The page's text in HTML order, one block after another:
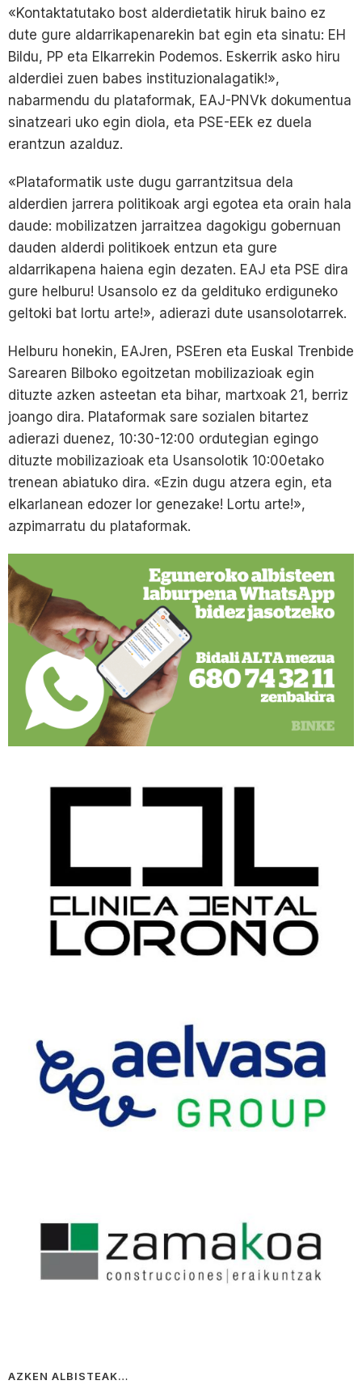
«Kontaktatutako bost alderdietatik hiruk baino ez
dute gure aldarrikapenarekin bat egin eta sinatu: EH
Bildu, PP eta Elkarrekin Podemos. Eskerrik asko hiru
alderdiei zuen babes instituzionalagatik!»,
nabarmendu du plataformak, EAJ-PNVk dokumentua
sinatzeari uko egin diola, eta PSE-EEk ez duela
erantzun azalduz.
«Plataformatik uste dugu garrantzitsua dela
alderdien jarrera politikoak argi egotea eta orain hala
daude: mobilizatzen jarraitzea dagokigu gobernuan
dauden alderdi politikoek entzun eta gure
aldarrikapena haiena egin dezaten. EAJ eta PSE dira
gure helburu! Usansolo ez da geldituko erdiguneko
geltoki bat lortu arte!», adierazi dute usansolotarrek.
Helburu honekin, EAJren, PSEren eta Euskal Trenbide
Sarearen Bilboko egoitzetan mobilizazioak egin
dituzte azken asteetan eta bihar, martxoak 21, berriz
joango dira. Plataformak sare sozialen bitartez
adierazi duenez, 10:30-12:00 ordutegian egingo
dituzte mobilizazioak eta Usansolotik 10:00etako
trenean abiatuko dira. «Ezin dugu atzera egin, eta
elkarlanean edozer lor genezake! Lortu arte!»,
azpimarratu du plataformak.
AZKEN ALBISTEAK…